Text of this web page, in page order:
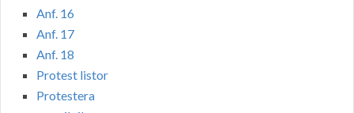
Anf. 16
Anf. 17
Anf. 18
Protest listor
Protestera